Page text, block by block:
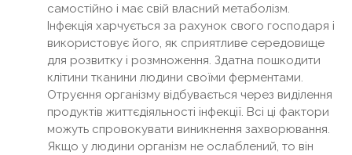
самостійно і має свій власний метаболізм.
Інфекція харчується за рахунок свого господаря і
використовує його, як сприятливе середовище
для розвитку і розмноження. Здатна пошкодити
клітини тканини людини своїми ферментами.
Отруєння організму відбувається через виділення
продуктів життєдіяльності інфекції. Всі ці фактори
можуть спровокувати виникнення захворювання.
Якщо у людини організм не ослаблений, то він